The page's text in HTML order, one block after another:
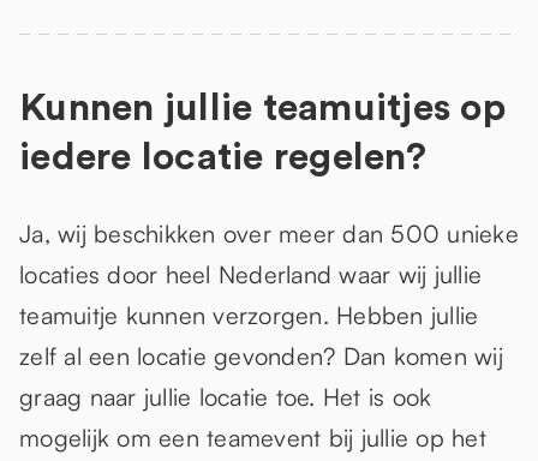
Kunnen jullie teamuitjes op
iedere locatie regelen?
Ja, wij beschikken over meer dan 500 unieke
locaties door heel Nederland waar wij jullie
teamuitje kunnen verzorgen. Hebben jullie
zelf al een locatie gevonden? Dan komen wij
graag naar jullie locatie toe. Het is ook
mogelijk om een teamevent bij jullie op het